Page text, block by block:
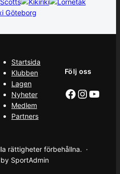
Startsida
Klubben
Lagen
Nyheter
Medlem
Partners
Följ oss
Facebook
rättigheter förbehållna. ·
SportAdmin